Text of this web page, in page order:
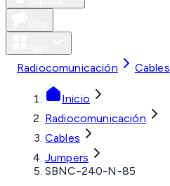
Radiocomunicación Cables
Inicio
Radiocomunicación
Cables
Jumpers
SBNC-240-N-85